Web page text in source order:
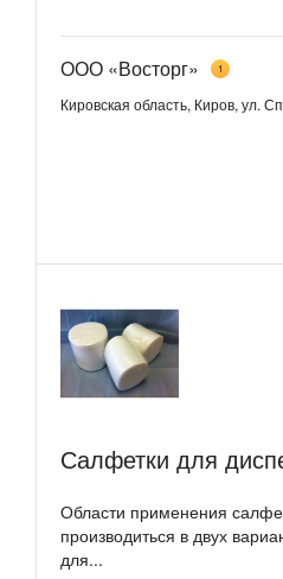
ООО «Восторг» 1
Кировская область, Киров, ул.
Салфетки для
Области применения
производиться в двух
для...